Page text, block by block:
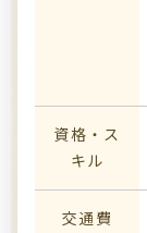
資格・ス
キル
交通費